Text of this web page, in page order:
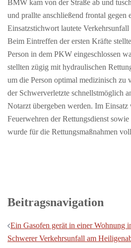
BMW kam von der Straße ab und
und prallte anschließend frontal gegen
Einsatzstichwort lautete
Beim Eintreffen der ersten Kräfte
Person in dem PKW eingeschlossen
stellten zügig mit hydraulischen
um die Person optimal medizinisch zu
der Schwerverletzte schnellstmöglich
Notarzt übergeben werden. Im Einsatz
Feuerwehren der Rettungsdienst
wurde für die Rettungsmaßnahmen
Beitragsnavigation
Ein Gasofen gerät in einer Wohnung
Schwerer Verkehrsunfall am